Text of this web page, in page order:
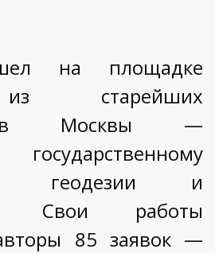
на площадке
старейших
Москвы —
государственному
геодезии и
Свои работы
85 заявок —